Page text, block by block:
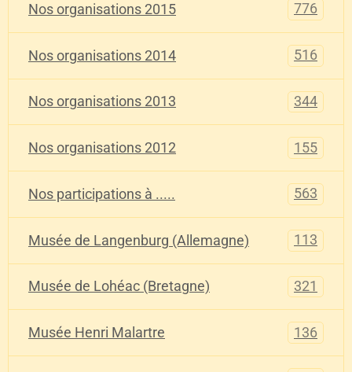
Nos organisations 2015 776
Nos organisations 2014 516
Nos organisations 2013 344
Nos organisations 2012 155
Nos participations à ..... 563
Musée de Langenburg (Allemagne) 113
Musée de Lohéac (Bretagne) 321
Musée Henri Malartre 136